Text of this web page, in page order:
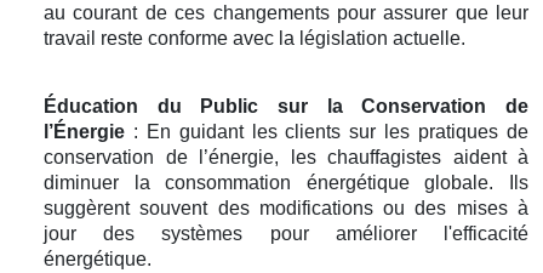
au courant de ces changements pour assurer que leur
travail reste conforme avec la législation actuelle.
Éducation du Public sur la Conservation de
l’Énergie : En guidant les clients sur les pratiques de
conservation de l’énergie, les chauffagistes aident à
diminuer la consommation énergétique globale. Ils
suggèrent souvent des modifications ou des mises à
jour des systèmes pour améliorer l'efficacité
énergétique.